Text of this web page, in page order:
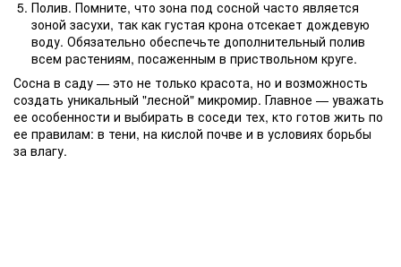
Полив. Помните, что зона под сосной часто является
зоной засухи, так как густая крона отсекает дождевую
воду. Обязательно обеспечьте дополнительный полив
всем растениям, посаженным в приствольном круге.
Сосна в саду — это не только красота, но и возможность
создать уникальный "лесной" микромир. Главное — уважать
ее особенности и выбирать в соседи тех, кто готов жить по
ее правилам: в тени, на кислой почве и в условиях борьбы
за влагу.